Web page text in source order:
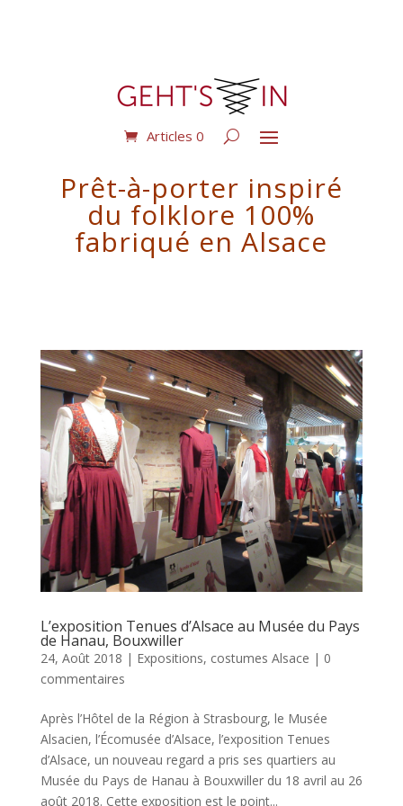
Articles 0
Prêt-à-porter inspiré
du folklore 100%
fabriqué en Alsace
L’exposition Tenues d’Alsace au Musée du Pays
de Hanau, Bouxwiller
24, Août 2018 | Expositions, costumes Alsace | 0
commentaires
Après l’Hôtel de la Région à Strasbourg, le Musée
Alsacien, l’Écomusée d’Alsace, l’exposition Tenues
d’Alsace, un nouveau regard a pris ses quartiers au
Musée du Pays de Hanau à Bouxwiller du 18 avril au 26
août 2018. Cette exposition est le point...